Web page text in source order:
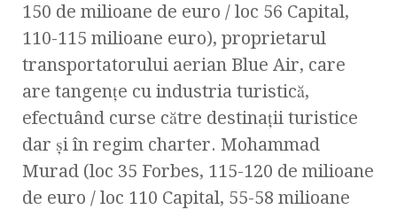
150 de milioane de euro / loc 56 Capital,
110-115 milioane euro), proprietarul
transportatorului aerian Blue Air, care
are tangenţe cu industria turistică,
efectuând curse către destinaţii turistice
dar şi în regim charter. Mohammad
Murad (loc 35 Forbes, 115-120 de milioane
de euro / loc 110 Capital, 55-58 milioane